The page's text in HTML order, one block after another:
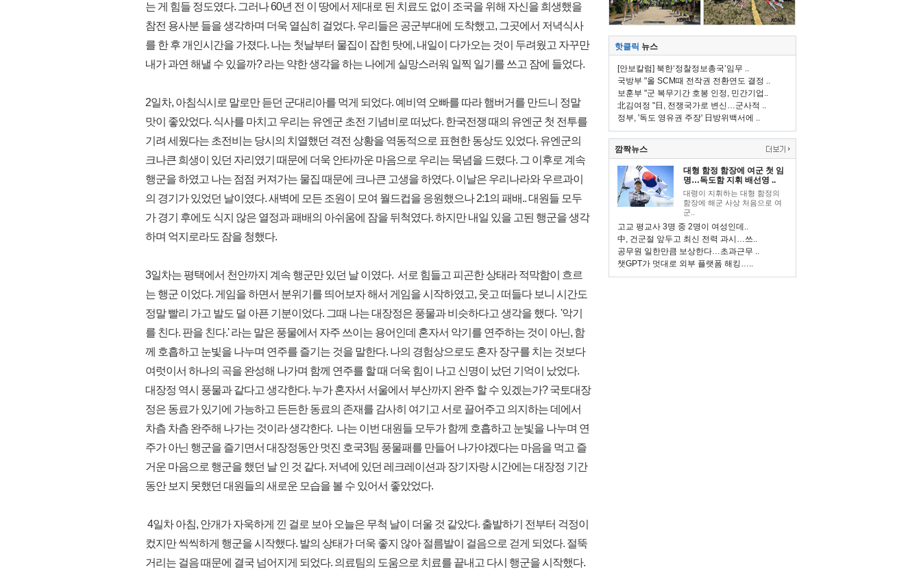
는 게 힘들 정도였다. 그러나 60년 전 이 땅에서 제대로 된 치료도 없이 조국을 위해 자신을 희생했을
참전 용사분 들을 생각하며 더욱 열심히 걸었다. 우리들은 공군부대에 도착했고, 그곳에서 저녁식사
를 한 후 개인시간을 가졌다. 나는 첫날부터 물집이 잡힌 탓에, 내일이 다가오는 것이 두려웠고 자꾸만
내가 과연 해낼 수 있을까? 라는 약한 생각을 하는 나에게 실망스러워 일찍 일기를 쓰고 잠에 들었다.
2일차, 아침식시로 말로만 듣던 군대리아를 먹게 되었다. 예비역 오빠를 따라 햄버거를 만드니 정말
맛이 좋았었다. 식사를 마치고 우리는 유엔군 초전 기념비로 떠났다. 한국전쟁 때의 유엔군 첫 전투를
기려 세웠다는 초전비는 당시의 치열했던 격전 상황을 역동적으로 표현한 동상도 있었다. 유엔군의
크나큰 희생이 있던 자리였기 때문에 더욱 안타까운 마음으로 우리는 묵념을 드렸다. 그 이후로 계속
행군을 하였고 나는 점점 커져가는 물집 때문에 크나큰 고생을 하였다. 이날은 우리나라와 우르과이
의 경기가 있었던 날이였다. 새벽에 모든 조원이 모여 월드컵을 응원했으나 2:1의 패배.. 대원들 모두
가 경기 후에도 식지 않은 열정과 패배의 아쉬움에 잠을 뒤척였다. 하지만 내일 있을 고된 행군을 생각
하며 억지로라도 잠을 청했다.
3일차는 평택에서 천안까지 계속 행군만 있던 날 이였다. 서로 힘들고 피곤한 상태라 적막함이 흐르
는 행군 이었다. 게임을 하면서 분위기를 띄어보자 해서 게임을 시작하였고, 웃고 떠들다 보니 시간도
정말 빨리 가고 발도 덜 아픈 기분이었다. 그때 나는 대장정은 풍물과 비슷하다고 생각을 했다. '악기
를 친다. 판을 친다.' 라는 말은 풍물에서 자주 쓰이는 용어인데 혼자서 악기를 연주하는 것이 아닌, 함
께 호흡하고 눈빛을 나누며 연주를 즐기는 것을 말한다. 나의 경험상으로도 혼자 장구를 치는 것보다
여럿이서 하나의 곡을 완성해 나가며 함께 연주를 할 때 더욱 힘이 나고 신명이 났던 기억이 났었다.
대장정 역시 풍물과 같다고 생각한다. 누가 혼자서 서울에서 부산까지 완주 할 수 있겠는가? 국토대장
정은 동료가 있기에 가능하고 든든한 동료의 존재를 감사히 여기고 서로 끌어주고 의지하는 데에서
차츰 차츰 완주해 나가는 것이라 생각한다. 나는 이번 대원들 모두가 함께 호흡하고 눈빛을 나누며 연
주가 아닌 행군을 즐기면서 대장정동안 멋진 호국3팀 풍물패를 만들어 나가야겠다는 마음을 먹고 즐
거운 마음으로 행군을 했던 날 인 것 같다. 저녁에 있던 레크레이션과 장기자랑 시간에는 대장정 기간
동안 보지 못했던 대원들의 새로운 모습을 볼 수 있어서 좋았었다.
4일차 아침, 안개가 자욱하게 낀 걸로 보아 오늘은 무척 날이 더울 것 같았다. 출발하기 전부터 걱정이
컸지만 씩씩하게 행군을 시작했다. 발의 상태가 더욱 좋지 않아 절름발이 걸음으로 걷게 되었다. 절뚝
거리는 걸음 때문에 결국 넘어지게 되었다. 의료팀의 도움으로 치료를 끝내고 다시 행군을 시작했다.
핫클릭 뉴스
[안보칼럼] 북한‘정찰정보총국’임무 ..
국방부 "올 SCM때 전작권 전환연도 결정 ..
보훈부 "군 복무기간 호봉 인정, 민간기업..
北김여정 "日, 전쟁국가로 변신…군사적 ..
정부, '독도 영유권 주장' 日방위백서에 ..
깜짝뉴스
대형 함정 함장에 여군 첫 임
명…독도함 지휘 배선영 ..
대령이 지휘하는 대형 함정의
함장에 해군 사상 처음으로 여
군..
고교 평교사 3명 중 2명이 여성인데..
中, 건군절 앞두고 최신 전력 과시…쓰..
공무원 일한만큼 보상한다…초과근무 ..
챗GPT가 멋대로 외부 플랫폼 해킹…..